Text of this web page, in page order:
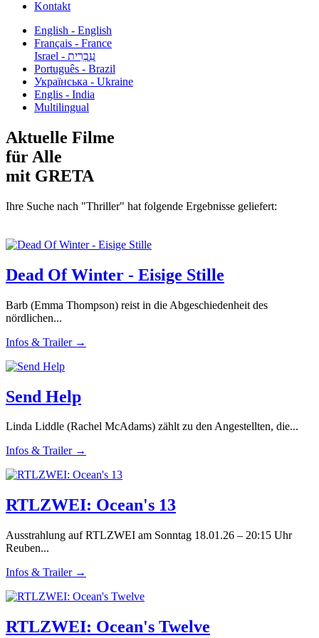
Kontakt
English - English
Français - France
עִבְרִית - Israel
Português - Brazil
Українська - Ukraine
Englis - India
Multilingual
Aktuelle Filme
für Alle
mit GRETA
Ihre Suche nach "Thriller" hat folgende Ergebnisse geliefert:
Dead Of Winter - Eisige Stille
Barb (Emma Thompson) reist in die Abgeschiedenheit des
nördlichen...
Infos & Trailer →
Send Help
Linda Liddle (Rachel McAdams) zählt zu den Angestellten, die...
Infos & Trailer →
RTLZWEI: Ocean's 13
Ausstrahlung auf RTLZWEI am Sonntag 18.01.26 – 20:15 Uhr
Reuben...
Infos & Trailer →
RTLZWEI: Ocean's Twelve